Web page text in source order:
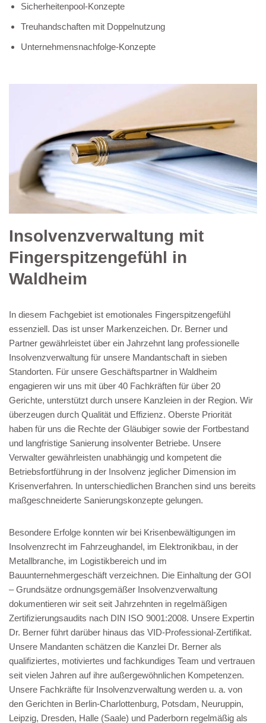
Sicherheitenpool-Konzepte
Treuhandschaften mit Doppelnutzung
Unternehmensnachfolge-Konzepte
Insolvenzverwaltung mit
Fingerspitzengefühl in
Waldheim
In diesem Fachgebiet ist emotionales Fingerspitzengefühl
essenziell. Das ist unser Markenzeichen. Dr. Berner und
Partner gewährleistet über ein Jahrzehnt lang professionelle
Insolvenzverwaltung für unsere Mandantschaft in sieben
Standorten. Für unsere Geschäftspartner in Waldheim
engagieren wir uns mit über 40 Fachkräften für über 20
Gerichte, unterstützt durch unsere Kanzleien in der Region. Wir
überzeugen durch Qualität und Effizienz. Oberste Priorität
haben für uns die Rechte der Gläubiger sowie der Fortbestand
und langfristige Sanierung insolventer Betriebe. Unsere
Verwalter gewährleisten unabhängig und kompetent die
Betriebsfortführung in der Insolvenz jeglicher Dimension im
Krisenverfahren. In unterschiedlichen Branchen sind uns bereits
maßgeschneiderte Sanierungskonzepte gelungen.
Besondere Erfolge konnten wir bei Krisenbewältigungen im
Insolvenzrecht im Fahrzeughandel, im Elektronikbau, in der
Metallbranche, im Logistikbereich und im
Bauunternehmergeschäft verzeichnen. Die Einhaltung der GOI
– Grundsätze ordnungsgemäßer Insolvenzverwaltung
dokumentieren wir seit seit Jahrzehnten in regelmäßigen
Zertifizierungsaudits nach DIN ISO 9001:2008. Unsere Expertin
Dr. Berner führt darüber hinaus das VID-Professional-Zertifikat.
Unsere Mandanten schätzen die Kanzlei Dr. Berner als
qualifiziertes, motiviertes und fachkundiges Team und vertrauen
seit vielen Jahren auf ihre außergewöhnlichen Kompetenzen.
Unsere Fachkräfte für Insolvenzverwaltung werden u. a. von
den Gerichten in Berlin-Charlottenburg, Potsdam, Neuruppin,
Leipzig, Dresden, Halle (Saale) und Paderborn regelmäßig als